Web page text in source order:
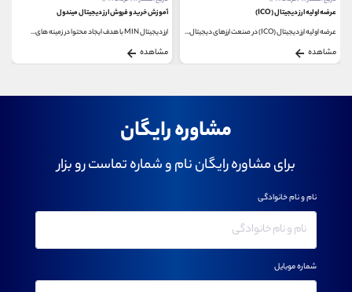
عرضه اولیه ارز دیجیتال (ICO)
عرضه اولیه ارز دیجیتال (ICO) در صنعت ارزهای دیجیتال...
مشاهده
آموزش خرید و فروش ارز دیجیتال میندول
ارز دیجیتال MIN با هدف ایجاد محتوا در زمینه های...
مشاهده
مشاوره رایگان
برای مشاوره رایگان نام و شماره تماست رو بزار
نام و نام خانوادگی
شماره موبایل